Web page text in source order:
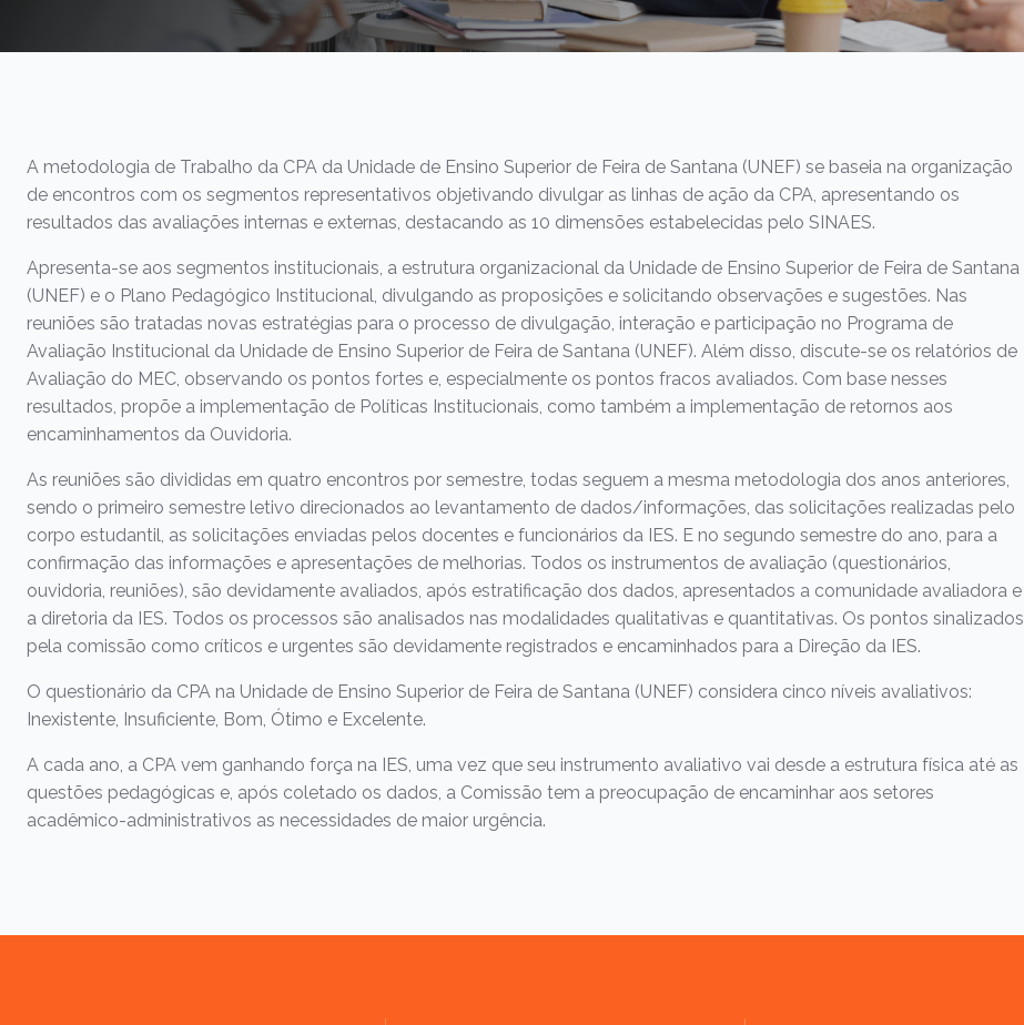
Saúde
A metodologia de Trabalho da CPA da Unidade de Ensino Superior de Feira de Santana (UNEF) se baseia na organização
de encontros com os segmentos representativos objetivando divulgar as linhas de ação da CPA, apresentando os
resultados das avaliações internas e externas, destacando as 10 dimensões estabelecidas pelo SINAES.
Apresenta-se aos segmentos institucionais, a estrutura organizacional da Unidade de Ensino Superior de Feira de Santana
(UNEF) e o Plano Pedagógico Institucional, divulgando as proposições e solicitando observações e sugestões. Nas
reuniões são tratadas novas estratégias para o processo de divulgação, interação e participação no Programa de
Avaliação Institucional da Unidade de Ensino Superior de Feira de Santana (UNEF). Além disso, discute-se os relatórios de
Avaliação do MEC, observando os pontos fortes e, especialmente os pontos fracos avaliados. Com base nesses
resultados, propõe a implementação de Políticas Institucionais, como também a implementação de retornos aos
encaminhamentos da Ouvidoria.
As reuniões são divididas em quatro encontros por semestre, todas seguem a mesma metodologia dos anos anteriores,
sendo o primeiro semestre letivo direcionados ao levantamento de dados/informações, das solicitações realizadas pelo
corpo estudantil, as solicitações enviadas pelos docentes e funcionários da IES. E no segundo semestre do ano, para a
confirmação das informações e apresentações de melhorias. Todos os instrumentos de avaliação (questionários,
ouvidoria, reuniões), são devidamente avaliados, após estratificação dos dados, apresentados a comunidade avaliadora e
a diretoria da IES. Todos os processos são analisados nas modalidades qualitativas e quantitativas. Os pontos sinalizados
pela comissão como críticos e urgentes são devidamente registrados e encaminhados para a Direção da IES.
O questionário da CPA na Unidade de Ensino Superior de Feira de Santana (UNEF) considera cinco níveis avaliativos:
Inexistente, Insuficiente, Bom, Ótimo e Excelente.
A cada ano, a CPA vem ganhando força na IES, uma vez que seu instrumento avaliativo vai desde a estrutura física até as
questões pedagógicas e, após coletado os dados, a Comissão tem a preocupação de encaminhar aos setores
acadêmico-administrativos as necessidades de maior urgência.